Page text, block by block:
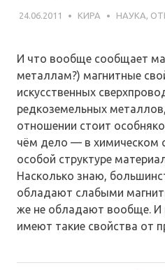
24.06.2011 КИРА НАУКА,
И что вообще сообщает
металлам?) магнитные
искусственных
редкоземельных
отношении стоит
чём дело — в химическом
особой структуре
Насколько знаю,
обладают слабыми
же не обладают вообще. И
имеют такие свойства от